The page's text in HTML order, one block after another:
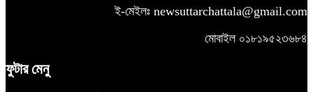
ই-মেইলঃ newsuttarchattala@gmail.com
মোবাইল ০১৮১৯৫২৩৬৮৪
ফুটার মেনু